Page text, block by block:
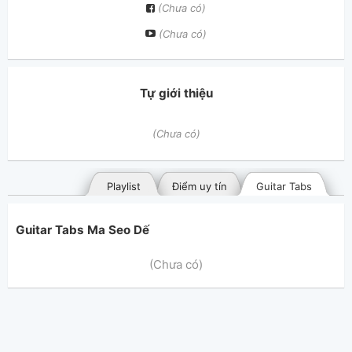
(Chưa có)
(Chưa có)
Tự giới thiệu
(Chưa có)
Guitar Tabs
Điểm uy tín
Playlist
Guitar Tabs Ma Seo Dế
(Chưa có)